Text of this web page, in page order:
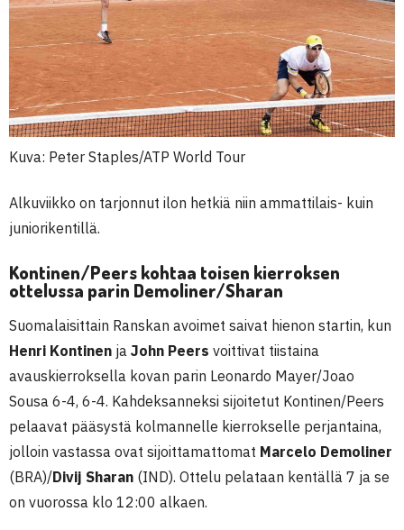
Kuva: Peter Staples/ATP World Tour
Alkuviikko on tarjonnut ilon hetkiä niin ammattilais- kuin
juniorikentillä.
Kontinen/Peers kohtaa toisen kierroksen
ottelussa parin Demoliner/Sharan
Suomalaisittain Ranskan avoimet saivat hienon startin, kun
Henri Kontinen ja John Peers voittivat tiistaina
avauskierroksella kovan parin Leonardo Mayer/Joao
Sousa 6-4, 6-4. Kahdeksanneksi sijoitetut Kontinen/Peers
pelaavat pääsystä kolmannelle kierrokselle perjantaina,
jolloin vastassa ovat sijoittamattomat Marcelo Demoliner
(BRA)/Divij Sharan (IND). Ottelu pelataan kentällä 7 ja se
on vuorossa klo 12:00 alkaen.